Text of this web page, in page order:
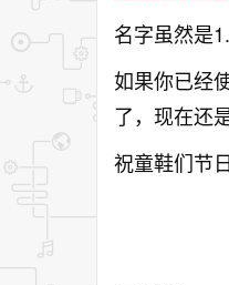
名字虽然是
如果你已经
了，现在还
祝童鞋们节